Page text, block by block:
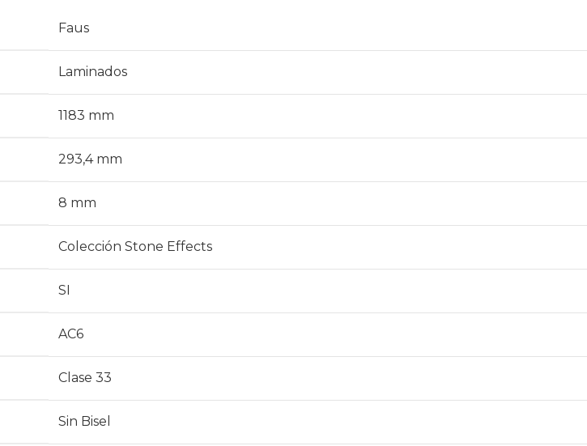
Faus
Laminados
1183 mm
293,4 mm
8 mm
Colección Stone Effects
SI
AC6
Clase 33
Sin Bisel